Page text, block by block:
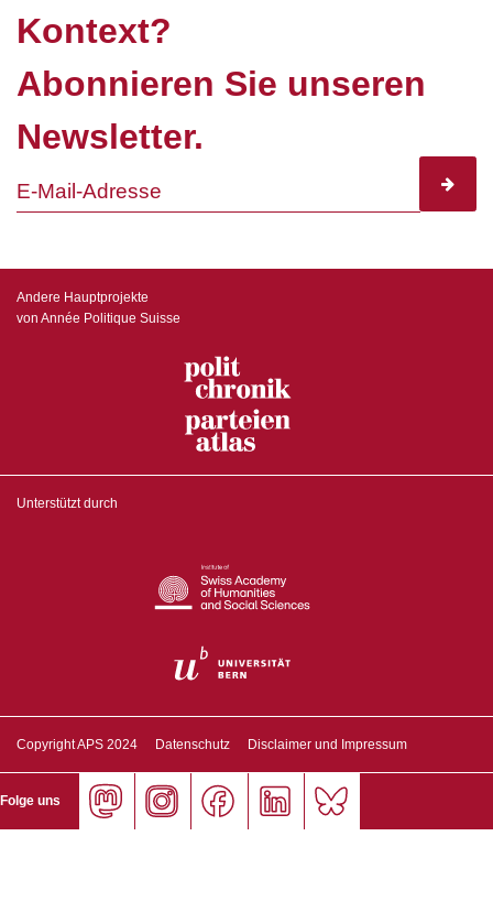
Kontext?
Abonnieren Sie unseren
Newsletter.
Andere Hauptprojekte
von Année Politique Suisse
Unterstützt durch
Copyright APS 2024 Datenschutz Disclaimer und Impressum
Folge uns